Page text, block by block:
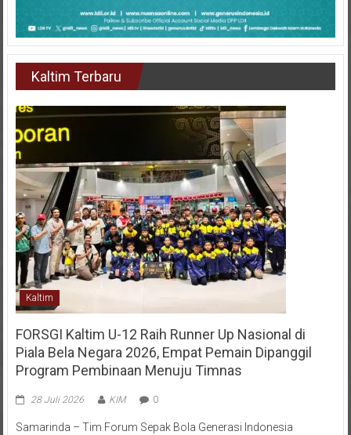
Kaltim Terbaru
Kaltim
FORSGI Kaltim U-12 Raih Runner Up Nasional di
Piala Bela Negara 2026, Empat Pemain Dipanggil
Program Pembinaan Menuju Timnas
(FORSGI) Kalimantan Timur kategori U-12 menorehkan prestasi